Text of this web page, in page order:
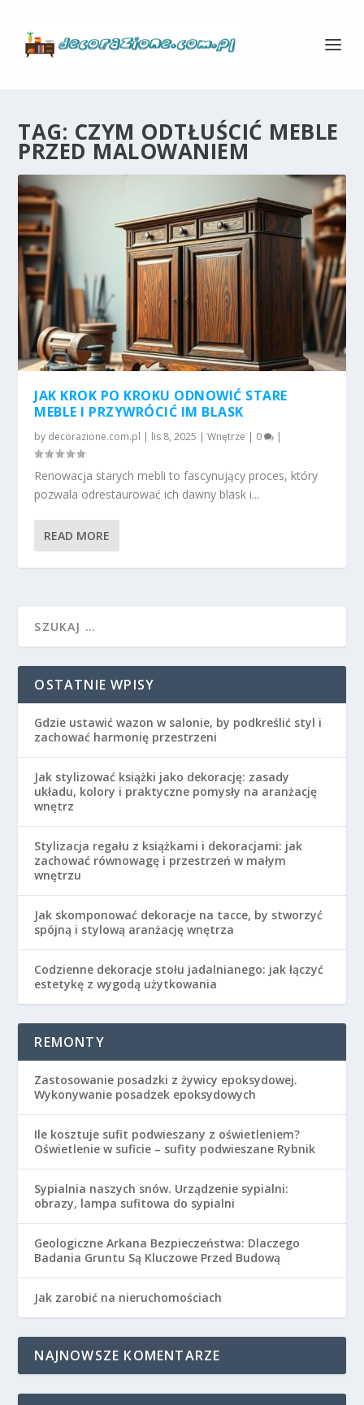
TAG: CZYM ODTŁUŚCIĆ MEBLE
PRZED MALOWANIEM
JAK KROK PO KROKU ODNOWIĆ STARE
MEBLE I PRZYWRÓCIĆ IM BLASK
by decorazione.com.pl | lis 8, 2025 |Wnętrze | 0 |
Renowacja starych mebli to fascynujący proces, który
pozwala odrestaurować ich dawny blask i...
READ MORE
OSTATNIE WPISY
Gdzie ustawić wazon w salonie, by podkreślić styl i
zachować harmonię przestrzeni
Jak stylizować książki jako dekorację: zasady
układu, kolory i praktyczne pomysły na aranżację
wnętrz
Stylizacja regału z książkami i dekoracjami: jak
zachować równowagę i przestrzeń w małym
wnętrzu
Jak skomponować dekoracje na tacce, by stworzyć
spójną i stylową aranżację wnętrza
Codzienne dekoracje stołu jadalnianego: jak łączyć
estetykę z wygodą użytkowania
REMONTY
Zastosowanie posadzki z żywicy epoksydowej.
Wykonywanie posadzek epoksydowych
Ile kosztuje sufit podwieszany z oświetleniem?
Oświetlenie w suficie – sufity podwieszane Rybnik
Sypialnia naszych snów. Urządzenie sypialni:
obrazy, lampa sufitowa do sypialni
Geologiczne Arkana Bezpieczeństwa: Dlaczego
Badania Gruntu Są Kluczowe Przed Budową
Jak zarobić na nieruchomościach
NAJNOWSZE KOMENTARZE